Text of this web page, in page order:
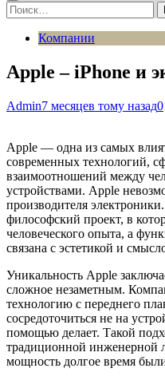
Найти:
Компании
Apple – iPhone и
Admin7 месяцев тому назад0
Apple — одна из самых
современных технологий,
взаимоотношений между
устройствами. Apple
производителя
философский проект, в
человеческого опыта, а
связана с эстетикой и
Уникальность Apple
сложное незаметным.
технологию с переднего
сосредоточиться не на
помощью делает. Такой
традиционной инженерной
мощность долгое время